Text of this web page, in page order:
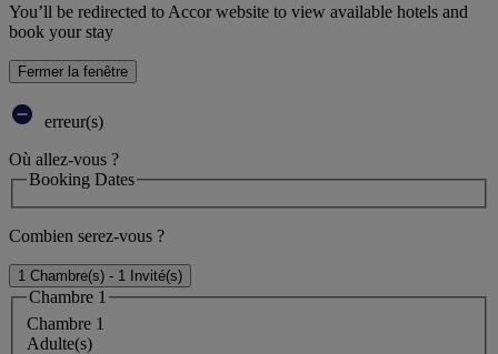
You’ll be redirected to Accor website to view available hotels and
book your stay
Fermer la fenêtre
erreur(s)
Où allez-vous ?
Booking Dates
Combien serez-vous ?
1 Chambre(s) - 1 Invité(s)
Chambre 1
Chambre 1
Adulte(s)